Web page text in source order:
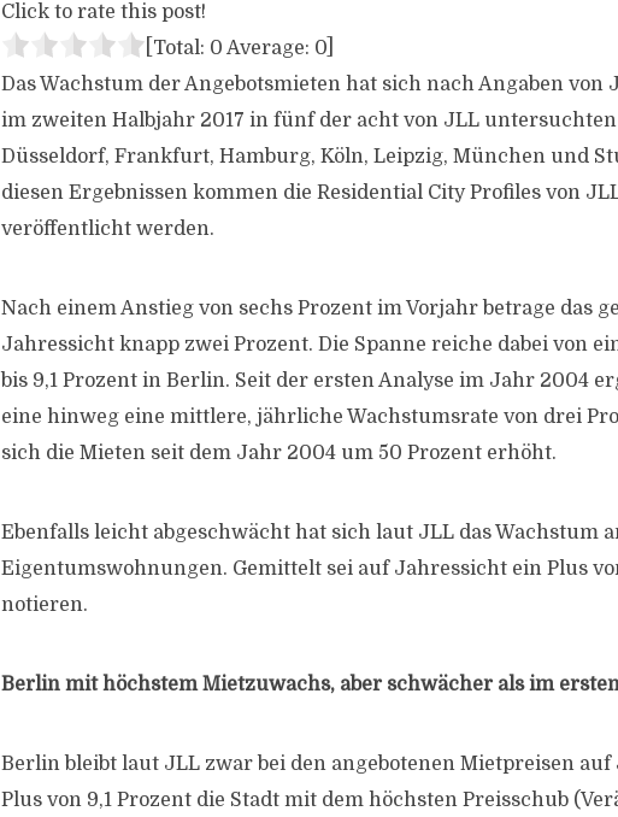
Click to rate this post!
[Total: 0 Average: 0
Das Wachstum der Angebotsmieten hat sich nach Angaben von
im zweiten Halbjahr 2017 in fünf der acht von JLL
Düsseldorf, Frankfurt, Hamburg, Köln, Leipzig, München und
diesen Ergebnissen kommen die Residential City Profiles von
veröffentlicht werden.
Nach einem Anstieg von sechs Prozent im Vorjahr betrage das
Jahressicht knapp zwei Prozent. Die Spanne reiche dabei von
bis 9,1 Prozent in Berlin. Seit der ersten Analyse im Jahr 2004
eine hinweg eine mittlere, jährliche Wachstumsrate von drei
sich die Mieten seit dem Jahr 2004 um 50 Prozent erhöht.
Ebenfalls leicht abgeschwächt hat sich laut JLL das Wachstum
Eigentumswohnungen. Gemittelt sei auf Jahressicht ein Plus
notieren.
Berlin mit höchstem Mietzuwachs, aber schwächer als im
Berlin bleibt laut JLL zwar bei den angebotenen Mietpreisen
Plus von 9,1 Prozent die Stadt mit dem höchsten Preisschub